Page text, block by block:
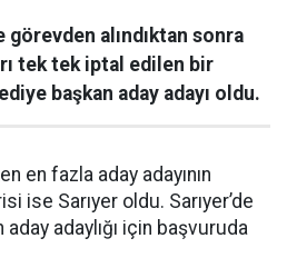
görevden alındıktan sonra
tek tek iptal edilen bir
başkan aday adayı oldu.
en fazla aday adayının
ise Sarıyer oldu. Sarıyer’de
adaylığı için başvuruda